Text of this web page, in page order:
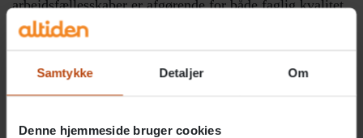
Samtykke Detaljer Om
Denne hjemmeside bruger cookies
arbejdsfællesskaber er afgørende for både faglig kvalitet,
trivsel og et bæredygtigt arbejdsmiljø – og hvordan
arbejdsfællesskabet ikke opstår af sig selv, men
forudsætter ledelse med fokus på relationer, retning og
medindflydelse.
Læs også: Ny centerleder på Skovsminde: “Her skal livet